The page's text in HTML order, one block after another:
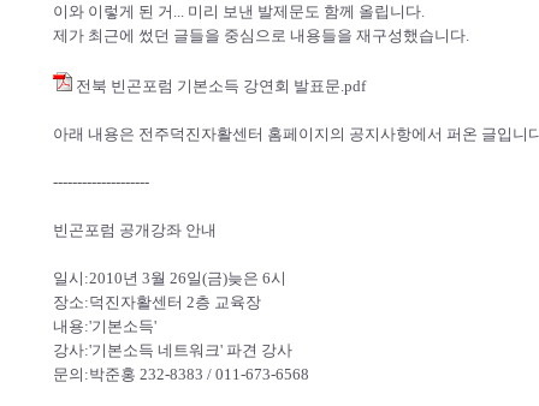
이와 이렇게 된 거... 미리 보낸 발제문도 함께 올립니다.
제가 최근에 썼던 글들을 중심으로 내용들을 재구성했습니다.
전북 빈곤포럼 기본소득 강연회 발표문.pdf
아래 내용은 전주덕진자활센터 홈페이지의 공지사항에서 퍼온 글입니
--------------------
빈곤포럼 공개강좌 안내
일시:2010년 3월 26일(금)늦은 6시
장소:덕진자활센터 2층 교육장
내용:'기본소득'
강사:'기본소득 네트워크' 파견 강사
문의:박준홍 232-8383 / 011-673-6568